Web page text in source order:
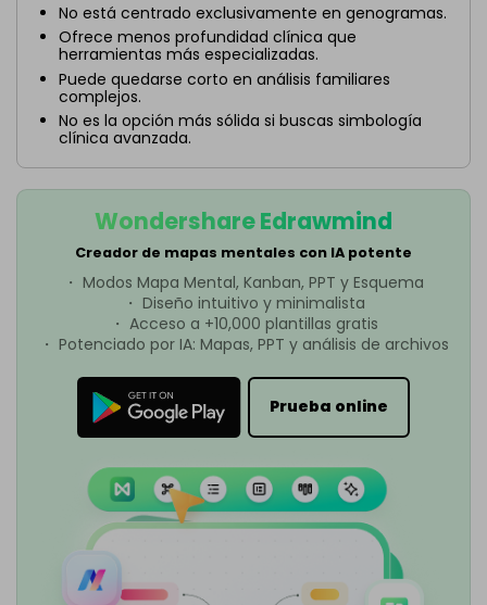
No está centrado exclusivamente en genogramas.
Ofrece menos profundidad clínica que
herramientas más especializadas.
Puede quedarse corto en análisis familiares
complejos.
No es la opción más sólida si buscas simbología
clínica avanzada.
Wondershare Edrawmind
Creador de mapas mentales con IA potente
・ Modos Mapa Mental, Kanban, PPT y Esquema
・ Diseño intuitivo y minimalista
・ Acceso a +10,000 plantillas gratis
・ Potenciado por IA: Mapas, PPT y análisis de archivos
Prueba online